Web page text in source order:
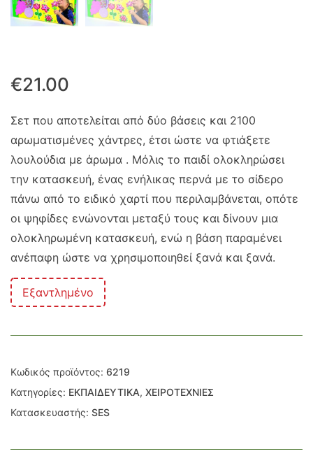
€21.00
Σετ που αποτελείται από δύο βάσεις και 2100
αρωματισμένες χάντρες, έτσι ώστε να φτιάξετε
λουλούδια με άρωμα . Μόλις το παιδί ολοκληρώσει
την κατασκευή, ένας ενήλικας περνά με το σίδερο
πάνω από το ειδικό χαρτί που περιλαμβάνεται, οπότε
οι ψηφίδες ενώνονται μεταξύ τους και δίνουν μια
ολοκληρωμένη κατασκευή, ενώ η βάση παραμένει
ανέπαφη ώστε να χρησιμοποιηθεί ξανά και ξανά.
Εξαντλημένο
Κωδικός προϊόντος: 6219
Κατηγορίες: ΕΚΠΑΙΔΕΥΤΙΚΑ, ΧΕΙΡΟΤΕΧΝΙΕΣ
Κατασκευαστής: SES